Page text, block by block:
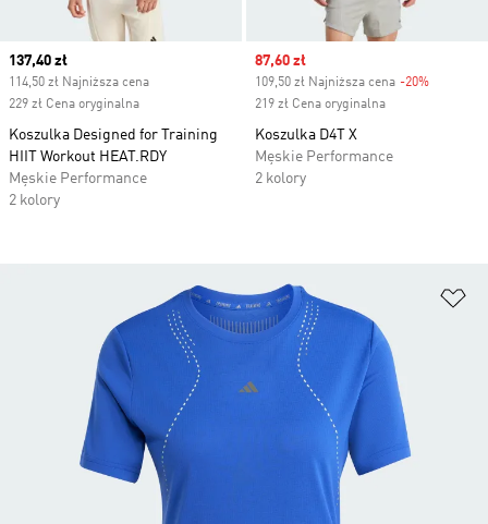
Current price
137,40 zł
114,50 zł Najniższa cena
229 zł Cena oryginalna
Koszulka Designed for Training
HIIT Workout HEAT.RDY
Męskie Performance
2 kolory
Sale price
87,60 zł
109,50 zł Najniższa cena -20%
219 zł Cena oryginalna
Koszulka D4T X
Męskie Performance
2 kolory